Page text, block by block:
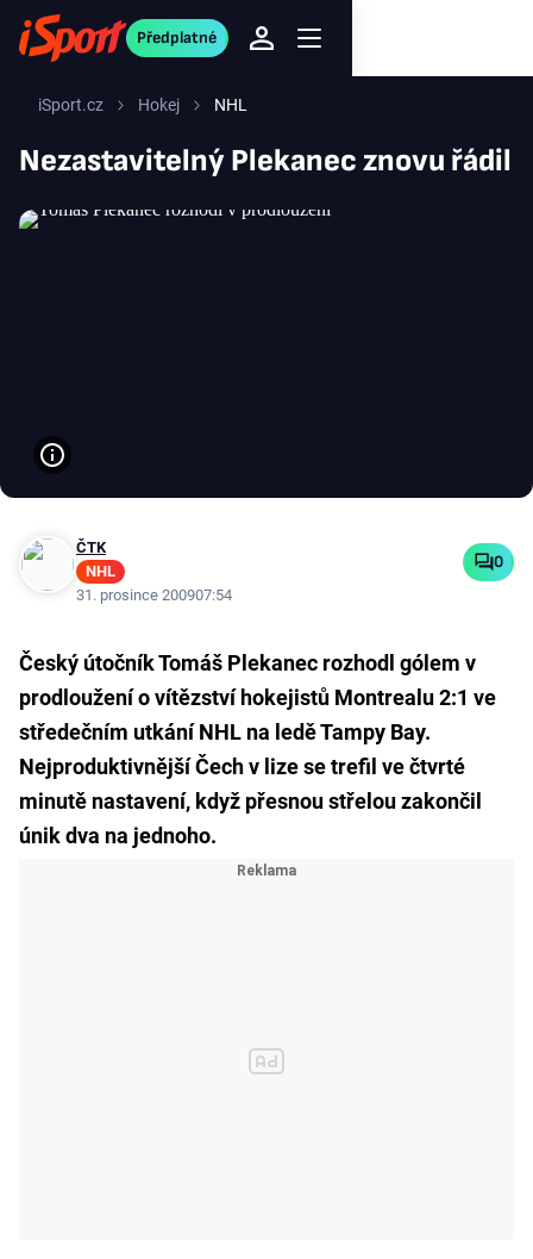
Předplatné
iSport.cz Hokej NHL
Nezastavitelný Plekanec znovu řádil
ČTK
NHL
31. prosince 200907:54
0
Český útočník Tomáš Plekanec rozhodl gólem v
prodloužení o vítězství hokejistů Montrealu 2:1 ve
středečním utkání NHL na ledě Tampy Bay.
Nejproduktivnější Čech v lize se trefil ve čtvrté
minutě nastavení, když přesnou střelou zakončil
únik dva na jednoho.